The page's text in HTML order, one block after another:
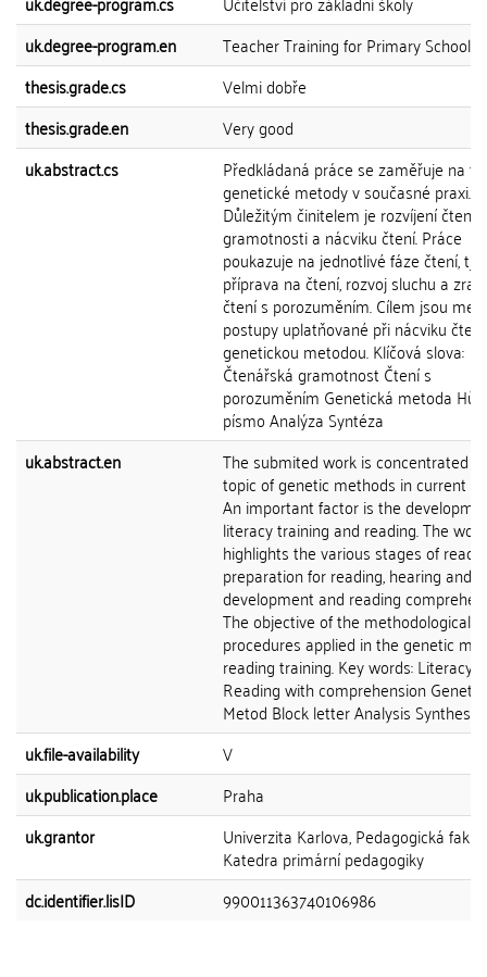
uk.degree-program.en
Teacher Training for Primary Schools
thesis.grade.cs
Velmi dobře
thesis.grade.en
Very good
uk.abstract.cs
Předkládaná práce se zaměřuje na
genetické metody v současné praxi.
Důležitým činitelem je rozvíjení
gramotnosti a nácviku čtení. Práce
poukazuje na jednotlivé fáze čtení, tj.
příprava na čtení, rozvoj sluchu a
čtení s porozuměním. Cílem jsou
postupy uplatňované při nácviku čtení
genetickou metodou. Klíčová slova:
Čtenářská gramotnost Čtení s
porozuměním Genetická metoda
písmo Analýza Syntéza
uk.abstract.en
The submited work is concentrated
topic of genetic methods in current
An important factor is the
literacy training and reading. The work
highlights the various stages of
preparation for reading, hearing and
development and reading
The objective of the methodological
procedures applied in the genetic
reading training. Key words: Literacy
Reading with comprehension Genetic
Metod Block letter Analysis Synthesis
uk.file-availability
V
uk.publication.place
Praha
uk.grantor
Univerzita Karlova, Pedagogická
Katedra primární pedagogiky
dc.identifier.lisID
990011363740106986